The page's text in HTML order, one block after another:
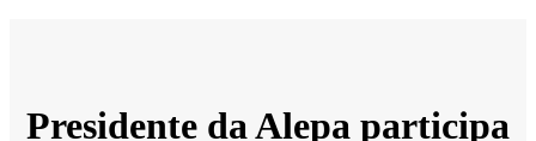
Presidente da Alepa participa